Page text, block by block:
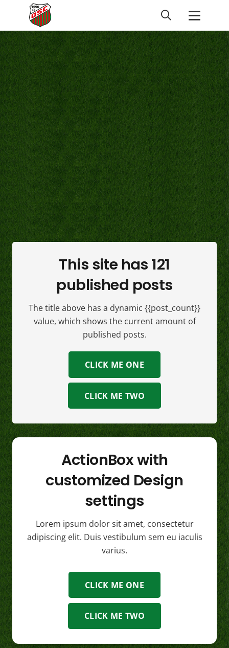
This site has 121
published posts
The title above has a dynamic {{post_count}}
value, which shows the current amount of
published posts.
CLICK ME ONE
CLICK ME TWO
ActionBox with
customized Design
settings
Lorem ipsum dolor sit amet, consectetur
adipiscing elit. Duis vestibulum sem eu iaculis
varius.
CLICK ME ONE
CLICK ME TWO